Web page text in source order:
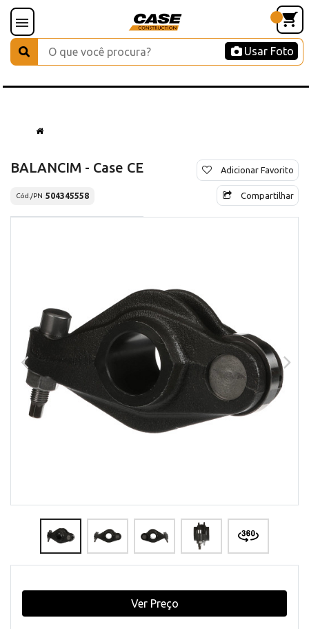
Usar Foto
BALANCIM - Case CE
Cód./PN 504345558
Adicionar Favorito
Compartilhar
Ver Preço